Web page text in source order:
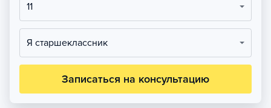
11
Я старшеклассник
Записаться на консультацию